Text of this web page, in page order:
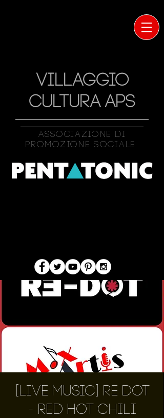
VILLAGGIO
CULTURA APS
Associazione Di
Promozione Sociale
[Live Music] Re Dot
- Red Hot Chili